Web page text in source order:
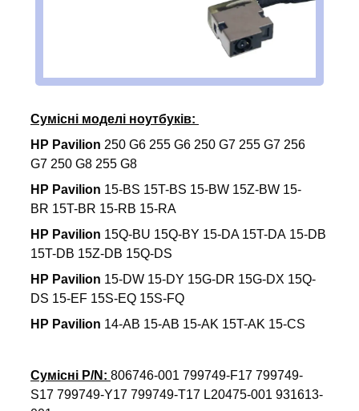
Сумісні моделі ноутбуків:
HP Pavilion 250 G6 255 G6 250 G7 255 G7 256
G7 250 G8 255 G8
HP Pavilion 15-BS 15T-BS 15-BW 15Z-BW 15-
BR 15T-BR 15-RB 15-RA
HP Pavilion 15Q-BU 15Q-BY 15-DA 15T-DA 15-DB
15T-DB 15Z-DB 15Q-DS
HP Pavilion 15-DW 15-DY 15G-DR 15G-DX 15Q-
DS 15-EF 15S-EQ 15S-FQ
HP Pavilion 14-AB 15-AB 15-AK 15T-AK 15-CS
Сумісні P/N: 806746-001 799749-F17 799749-
S17 799749-Y17 799749-T17 L20475-001 931613-